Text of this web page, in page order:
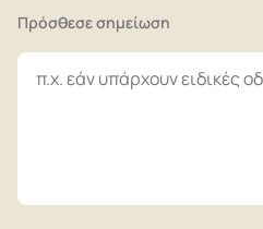
Πρόσθεσε σημείωση